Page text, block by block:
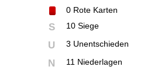
0Rote Karten
S 10 Siege
U 3 Unentschieden
N 11 Niederlagen